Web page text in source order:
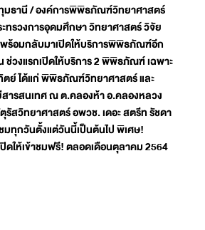
มธานี / องค์การพิพิธภัณฑ์วิทยาศาสตร์
ทรวงการอุดมศึกษา วิทยาศาสตร์ วิจัย
ร้อมกลับมาเปิดให้บริการพิพิธภัณฑ์อีก
ช่วงแรกเปิดให้บริการ 2 พิพิธภัณฑ์ เฉพาะ
ตย์ ได้แก่ พิพิธภัณฑ์วิทยาศาสตร์ และ
ารสนเทศ ณ ต.คลองห้า อ.คลองหลวง
สวิทยาศาสตร์ อพวช. เดอะ สตรีท รัชดา
มทุกวันตั้งแต่วันนี้เป็นต้นไป พิเศษ!
ดให้เข้าชมฟรี! ตลอดเดือนตุลาคม 2564